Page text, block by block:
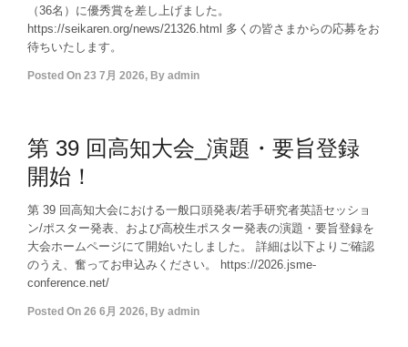
（36名）に優秀賞を差し上げました。
https://seikaren.org/news/21326.html 多くの皆さまからの応募をお
待ちいたします。
Posted On 23 7月 2026, By admin
第 39 回高知大会_演題・要旨登録
開始！
第 39 回高知大会における一般口頭発表/若手研究者英語セッショ
ン/ポスター発表、および高校生ポスター発表の演題・要旨登録を
大会ホームページにて開始いたしました。 詳細は以下よりご確認
のうえ、奮ってお申込みください。 https://2026.jsme-
conference.net/
Posted On 26 6月 2026, By admin